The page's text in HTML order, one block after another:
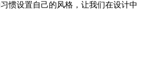
惯设置自己的风格，让我们在设计中